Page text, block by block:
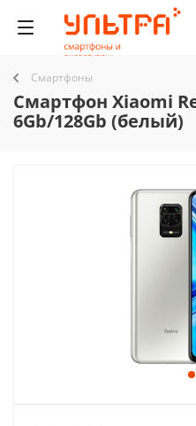
Смартфоны
Смартфон Xiaomi
6Gb/128Gb (белый)